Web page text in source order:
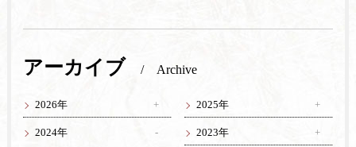
アーカイブ Archive
2026年 2025年
2024年
2023年